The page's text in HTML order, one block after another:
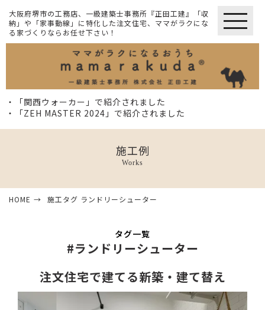
大阪府堺市の工務店、一級建築士事務所『正田工建』「収
納」や「家事動線」に特化した注文住宅、ママがラクにな
る家づくりならお任せ下さい！
・「関西ウォーカー」で紹介されました
・「ZEH MASTER 2024」で紹介されました
施工例
Works
HOME 施工タグ ランドリーシューター
タグ一覧
#ランドリーシューター
注文住宅で建てる新築・建て替え